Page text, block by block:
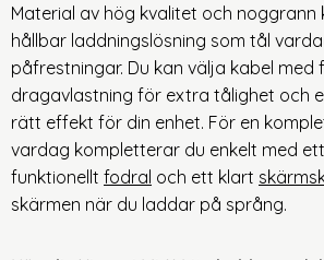
Material av hög kvalitet och noggrann
hållbar laddningslösning som tål
påfrestningar. Du kan välja kabel
dragavlastning för extra tålighet och
rätt effekt för din enhet. För en
vardag kompletterar du enkelt med
funktionellt fodral och ett klart
skärmen när du laddar på språng.